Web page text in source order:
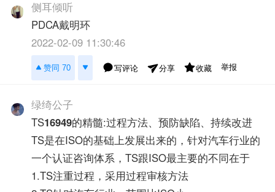
侧耳倾听
PDCA戴明环
2022-02-09 11:30:46
赞同 70 写评论 分享 收藏 举报
绿绮公子
TS16949的精髓:过程方法、预防缺陷、持续改进
TS是在ISO的基础上发展出来的，针对汽车行业的
一个认证咨询体系，TS跟ISO最主要的不同在于
1.TS注重过程，采用过程审核方法